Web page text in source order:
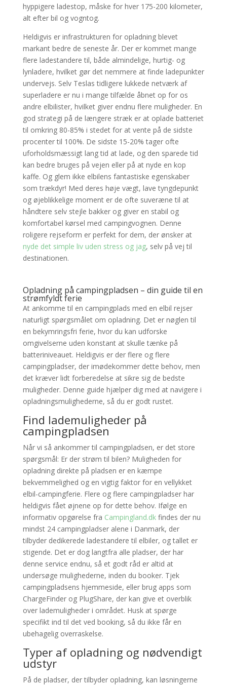
hyppigere ladestop, måske for hver 175-200 kilometer,
alt efter bil og vogntog.
Heldigvis er infrastrukturen for opladning blevet
markant bedre de seneste år. Der er kommet mange
flere ladestandere til, både almindelige, hurtig- og
lynladere, hvilket gør det nemmere at finde ladepunkter
undervejs. Selv Teslas tidligere lukkede netværk af
superladere er nu i mange tilfælde åbnet op for os
andre elbilister, hvilket giver endnu flere muligheder. En
god strategi på de længere stræk er at oplade batteriet
til omkring 80-85% i stedet for at vente på de sidste
procenter til 100%. De sidste 15-20% tager ofte
uforholdsmæssigt lang tid at lade, og den sparede tid
kan bedre bruges på vejen eller på at nyde en kop
kaffe. Og glem ikke elbilens fantastiske egenskaber
som trækdyr! Med deres høje vægt, lave tyngdepunkt
og øjeblikkelige moment er de ofte suveræne til at
håndtere selv stejle bakker og giver en stabil og
komfortabel kørsel med campingvognen. Denne
roligere rejseform er perfekt for dem, der ønsker at
nyde det simple liv uden stress og jag, selv på vej til
destinationen.
Opladning på campingpladsen – din guide til en
strømfyldt ferie
At ankomme til en campingplads med en elbil rejser
naturligt spørgsmålet om opladning. Det er nøglen til
en bekymringsfri ferie, hvor du kan udforske
omgivelserne uden konstant at skulle tænke på
batteriniveauet. Heldigvis er der flere og flere
campingpladser, der imødekommer dette behov, men
det kræver lidt forberedelse at sikre sig de bedste
muligheder. Denne guide hjælper dig med at navigere i
opladningsmulighederne, så du er godt rustet.
Find lademuligheder på
campingpladsen
Når vi så ankommer til campingpladsen, er det store
spørgsmål: Er der strøm til bilen? Muligheden for
opladning direkte på pladsen er en kæmpe
bekvemmelighed og en vigtig faktor for en vellykket
elbil-campingferie. Flere og flere campingpladser har
heldigvis fået øjnene op for dette behov. Ifølge en
informativ opgørelse fra Campingland.dkfindes der nu
mindst 24 campingpladser alene i Danmark, der
tilbyder dedikerede ladestandere til elbiler, og tallet er
stigende. Det er dog langtfra alle pladser, der har
denne service endnu, så et godt råd er altid at
undersøge mulighederne, inden du booker. Tjek
campingpladsens hjemmeside, eller brug apps som
ChargeFinder og PlugShare, der kan give et overblik
over lademuligheder i området. Husk at spørge
specifikt ind til det ved booking, så du ikke får en
ubehagelig overraskelse.
Typer af opladning og nødvendigt
udstyr
På de pladser, der tilbyder opladning, kan løsningerne